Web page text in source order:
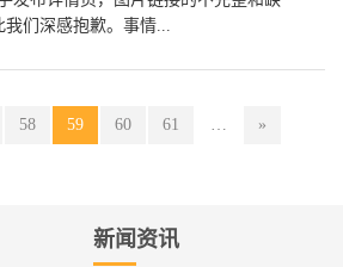
我们深感抱歉。事情...
58 59 60 61 … »
新闻资讯